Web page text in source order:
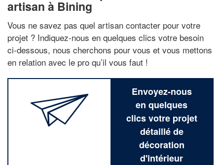
artisan à Bining
Vous ne savez pas quel artisan contacter pour votre
projet ? Indiquez-nous en quelques clics votre besoin
ci-dessous, nous cherchons pour vous et vous mettons
en relation avec le pro qu’il vous faut !
Envoyez-nous
en quelques
clics votre projet
détaillé de
décoration
d'intérieur